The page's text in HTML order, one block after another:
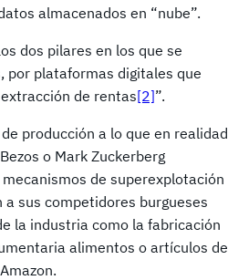
almacenados en “nube”.
dos pilares en los que se
por plataformas digitales que
de rentas[2]”.
producción a lo que en realidad
o Mark Zuckerberg
de superexplotación
sus competidores burgueses
la industria como la fabricación
alimentos o artículos de